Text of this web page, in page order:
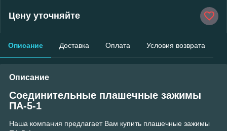
Цену уточняйте
Описание Доставка Оплата Условия возврата
Описание
Соединительные плашечные зажимы
ПА-5-1
Наша компания предлагает Вам купить плашечные зажимы